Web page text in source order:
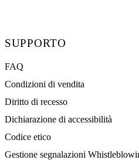
SUPPORTO
FAQ
Condizioni di vendita
Diritto di recesso
Dichiarazione di accessibilità
Codice etico
Gestione segnalazioni